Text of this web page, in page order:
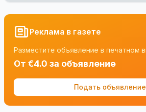
Реклама в газете
Разместите объявление в печатном
От €4.0 за объявление
Подать объявление